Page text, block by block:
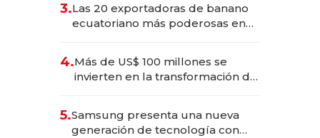
3.Las 20 exportadoras de banano
ecuatoriano más poderosas en
4.Más de US$ 100 millones se
invierten en la transformación de
5.Samsung presenta una nueva
generación de tecnología con